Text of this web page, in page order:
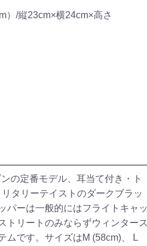
）/縦23cm×横24cm×高さ
の定番モデル、耳当て付き・ト
タリーテイストのダークブラッ
パーは一般的にはフライトキャッ
トリートのみならずウィンタース
ムです。サイズはM (58cm)、 L